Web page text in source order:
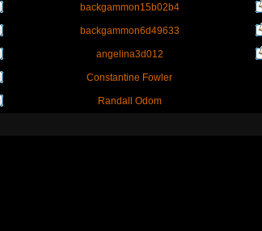
backgammon15b02b4
backgammon6d49633
angelina3d012
Constantine Fowler
Randall Odom